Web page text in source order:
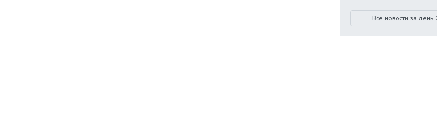
Все новости за день